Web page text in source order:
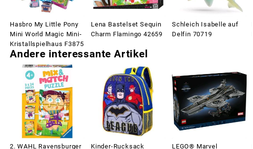
Hasbro My Little Pony
Mini World Magic Mini-
Kristallspielhaus F3875
Lena Bastelset Sequin
Charm Flamingo 42659
Schleich Isabelle auf
Delfin 70719
Andere interessante Artikel
2. WAHL Ravensburger
Kinder-Rucksack
LEGO® Marvel